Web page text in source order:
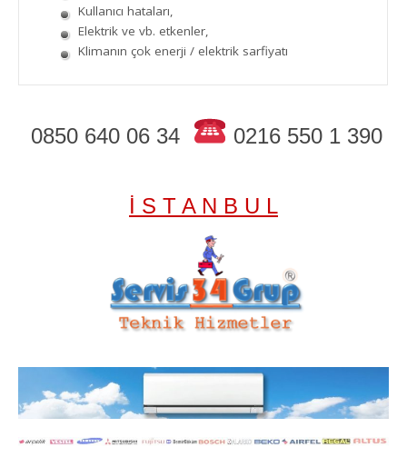
Kullanıcı hataları,
Elektrik ve vb. etkenler,
Klimanın çok enerji / elektrik sarfiyatı
0850 640 06 34 0216 550 1 390
İ S T A N B U L